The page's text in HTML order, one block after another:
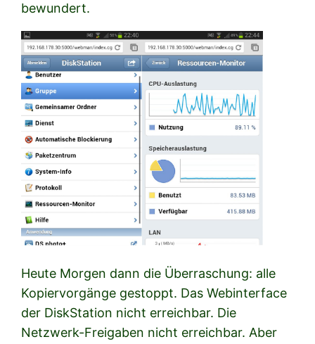
bewundert.
Heute Morgen dann die Überraschung: alle
Kopiervorgänge gestoppt. Das Webinterface
der DiskStation nicht erreichbar. Die
Netzwerk-Freigaben nicht erreichbar. Aber